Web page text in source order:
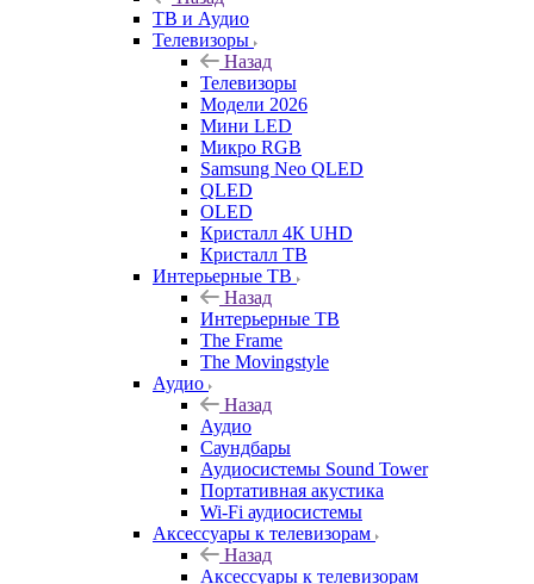
ТВ и Аудио
Телевизоры
Назад
Телевизоры
Модели 2026
Мини LED
Микро RGB
Samsung Neo QLED
QLED
OLED
Кристалл 4К UHD
Кристалл ТВ
Интерьерные ТВ
Назад
Интерьерные ТВ
The Frame
The Movingstyle
Аудио
Назад
Аудио
Саундбары
Аудиосистемы Sound Tower
Портативная акустика
Wi-Fi аудиосистемы
Аксессуары к телевизорам
Назад
Аксессуары к телевизорам